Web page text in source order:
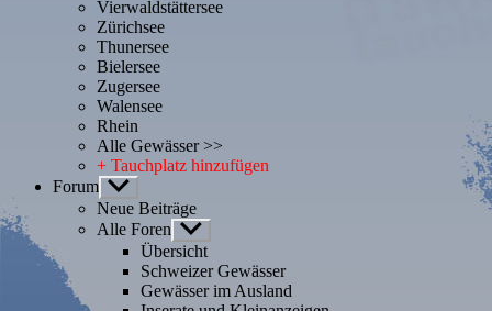
Vierwaldstättersee
Zürichsee
Thunersee
Bielersee
Zugersee
Walensee
Rhein
Alle Gewässer >>
+ Tauchplatz hinzufügen
Forum Untermenü
anzeigen
Neue Beiträge
Alle Foren Untermenü
anzeigen
Übersicht
Schweizer Gewässer
Gewässer im Ausland